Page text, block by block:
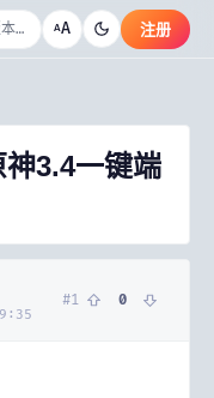
AA 注册
3.4一键端
#1 0